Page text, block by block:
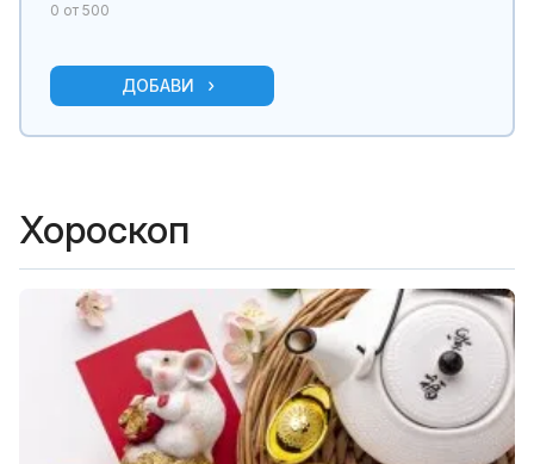
0 от 500
ДОБАВИ
Хороскоп